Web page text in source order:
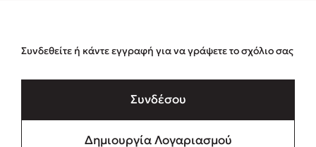
Συνδεθείτε ή κάντε εγγραφή για να γράψετε το σχόλιο σας
Συνδέσου
Δημιουργία Λογαριασμού